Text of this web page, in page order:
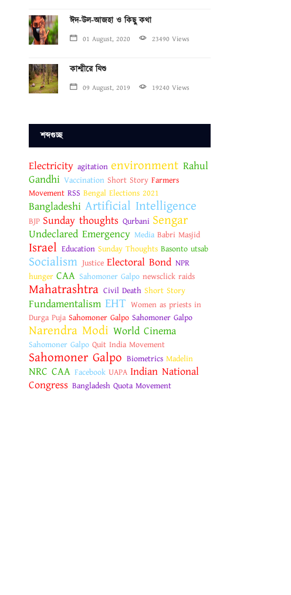
ঈদ-উল-আজহা ও কিছু কথা
01 August, 2020 23490 Views
কাশ্মীরে যিশু
09 August, 2019 19240 Views
শব্দগুচ্ছ
Electricity agitation environment Rahul
Gandhi Vaccination Short Story Farmers
Movement RSS Bengal Elections 2021
Bangladeshi Artificial Intelligence
BJP Sunday thoughts Qurbani Sengar
Undeclared Emergency Media Babri Masjid
Israel Education Sunday Thoughts Basonto utsab
Socialism Justice Electoral Bond NPR
hunger CAA Sahomoner Galpo newsclick raids
Mahatrashtra Civil Death Short Story
Fundamentalism EHT Women as priests in
Durga Puja Sahomoner Galpo Sahomoner Galpo
Narendra Modi World Cinema
Sahomoner Galpo Quit India Movement
Sahomoner Galpo Biometrics Madelin
NRC CAA Facebook UAPA Indian National
Congress Bangladesh Quota Movement